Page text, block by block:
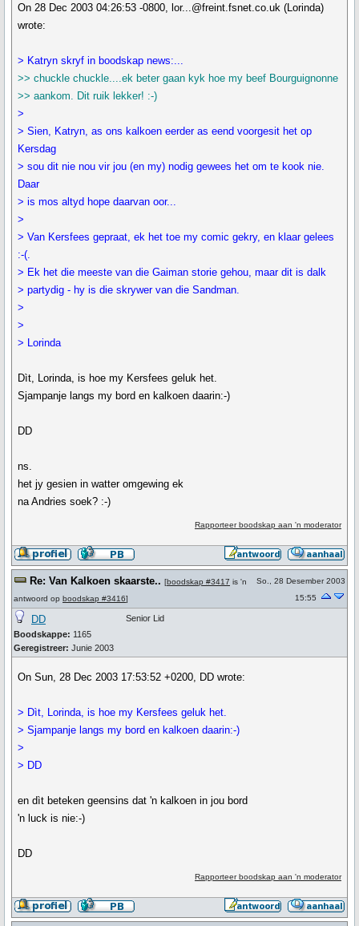
On 28 Dec 2003 04:26:53 -0800, lor...@freint.fsnet.co.uk (Lorinda)
wrote:
> Katryn skryf in boodskap news:...
>> chuckle chuckle....ek beter gaan kyk hoe my beef Bourguignonne
>> aankom. Dit ruik lekker! :-)
>
> Sien, Katryn, as ons kalkoen eerder as eend voorgesit het op
Kersdag
> sou dit nie nou vir jou (en my) nodig gewees het om te kook nie.
Daar
> is mos altyd hope daarvan oor...
>
> Van Kersfees gepraat, ek het toe my comic gekry, en klaar gelees
:-(.
> Ek het die meeste van die Gaiman storie gehou, maar dit is dalk
> partydig - hy is die skrywer van die Sandman.
>
>
> Lorinda
Dìt, Lorinda, is hoe my Kersfees geluk het.
Sjampanje langs my bord en kalkoen daarin:-)
DD
ns.
het jy gesien in watter omgewing ek
na Andries soek? :-)
Rapporteer boodskap aan 'n moderator
Re: Van Kalkoen skaarste.. [boodskap #3417 is 'n
antwoord op boodskap #3416]
So., 28 Desember 2003
15:55
DD
Boodskappe: 1165
Geregistreer: Junie 2003
Senior Lid
On Sun, 28 Dec 2003 17:53:52 +0200, DD wrote:
> Dìt, Lorinda, is hoe my Kersfees geluk het.
> Sjampanje langs my bord en kalkoen daarin:-)
>
> DD
en dìt beteken geensins dat 'n kalkoen in jou bord
'n luck is nie:-)
DD
Rapporteer boodskap aan 'n moderator